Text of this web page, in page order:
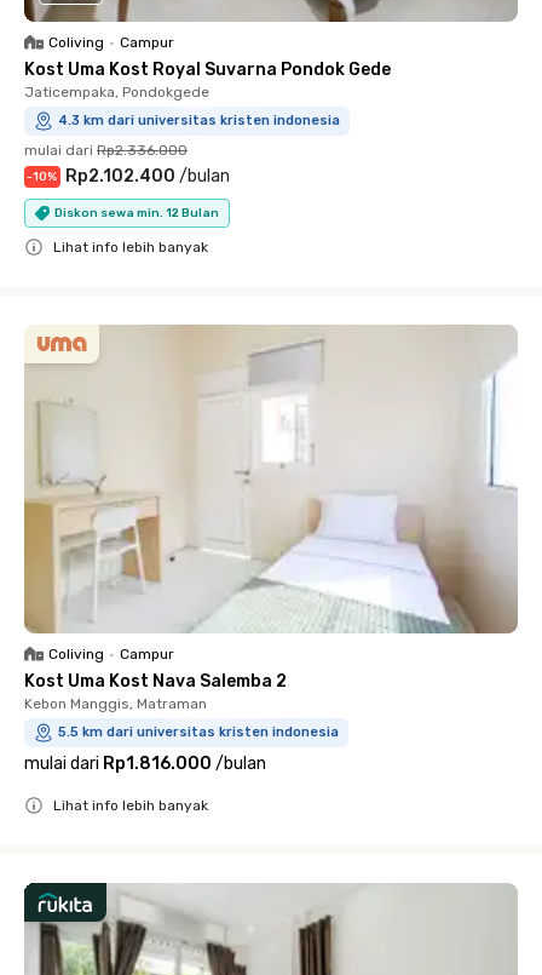
Coliving • Campur
Kost Uma Kost Royal Suvarna Pondok Gede
Jaticempaka, Pondokgede
4.3 km dari universitas kristen indonesia
mulai dari Rp2.336.000
-10% Rp2.102.400 /bulan
Diskon sewa min. 12 Bulan
Lihat info lebih banyak
Coliving • Campur
Kost Uma Kost Nava Salemba 2
Kebon Manggis, Matraman
5.5 km dari universitas kristen indonesia
mulai dari Rp1.816.000 /bulan
Lihat info lebih banyak